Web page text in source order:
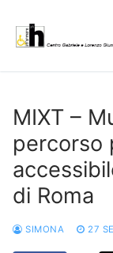
contenuto
MIXT –
percorso
di Roma
SIMONA 27